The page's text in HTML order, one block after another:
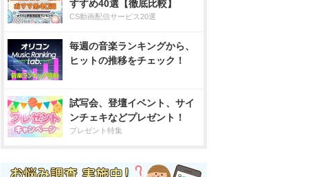
すすめ40選【徹底比較】
CS動画配信サービス20選
毎週の音楽ランキングから、
ヒットの推移をチェック！
試写会、登壇イベント、サイ
ンチェキなどプレゼント！
プレゼント特集